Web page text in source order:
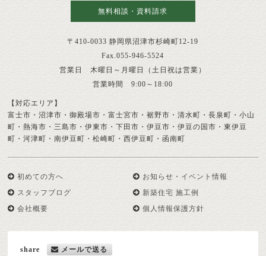
無料相談・資料請求
〒410-0033 静岡県沼津市杉崎町12-19
Fax.055-946-5524
営業日 木曜日～月曜日（土日祝は営業）
営業時間 9:00～18:00
【対応エリア】
富士市・沼津市・御殿場市・富士宮市・裾野市・清水町・長泉町・小山
町・熱海市・三島市・伊東市・下田市・伊豆市・伊豆の国市・東伊豆
町・河津町・南伊豆町・松崎町・西伊豆町・函南町
初めての方へ
お知らせ・イベント情報
スタッフブログ
新築住宅 施工例
会社概要
個人情報保護方針
share メールで送る